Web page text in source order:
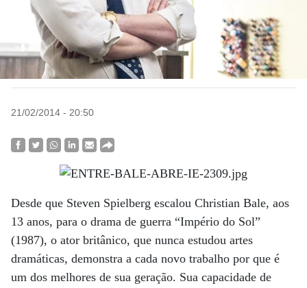
21/02/2014 - 20:50
Desde que Steven Spielberg escalou Christian Bale, aos
13 anos, para o drama de guerra “Império do Sol”
(1987), o ator britânico, que nunca estudou artes
dramáticas, demonstra a cada novo trabalho por que é
um dos melhores de sua geração. Sua capacidade de